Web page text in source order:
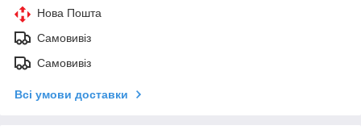
Нова Пошта
Самовивіз
Самовивіз
Всі умови доставки